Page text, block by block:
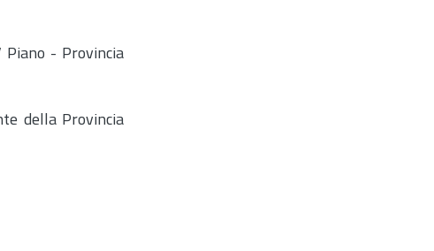
- Provincia
della Provincia